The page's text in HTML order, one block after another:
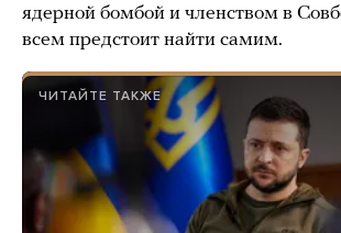
ядерной бомбой и членством в
всем предстоит найти самим.
ЧИТАЙТЕ ТАКЖЕ